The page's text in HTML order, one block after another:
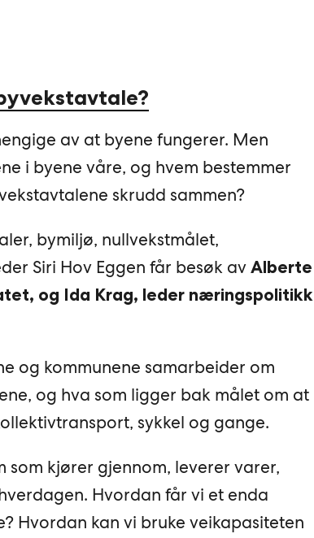
av at byene fungerer. Men
i byene våre, og hvem bestemmer
skrudd sammen?
bymiljø, nullvekstmålet,
Siri Hov Eggen får besøk av Alberte
og Ida Krag, leder næringspolitikk
og kommunene samarbeider om
og hva som ligger bak målet om at
sykkel og gange.
som kjører gjennom, leverer varer,
Hvordan får vi et enda
Hvordan kan vi bruke veikapasiteten